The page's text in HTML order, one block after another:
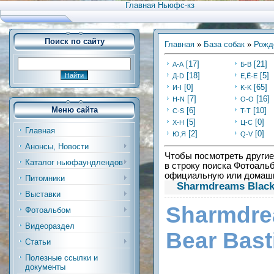
Главная Ньюфс-кз
Поиск по сайту
Меню сайта
Главная
Анонсы, Новости
Каталог ньюфаундлендов
Питомники
Выставки
Фотоальбом
Видеораздел
Статьи
Полезные ссылки и
документы
Главная » База собак »
А-А [17] Б-В [21]
Д-D [18] Е,Ё-Е [5]
И-I [0] K-K [65]
Н-N [7] O-O [16]
C-S [6] T-T [10]
Х-H [5] Ц-C [0]
Ю,Я [2] Q-V [0]
Чтобы посмотреть
в строку поиска
официальную или
Sharmdreams
Bear